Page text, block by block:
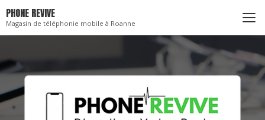
au
contenu
principal
PHONE REVIVE
Magasin de téléphonie mobile à Roanne